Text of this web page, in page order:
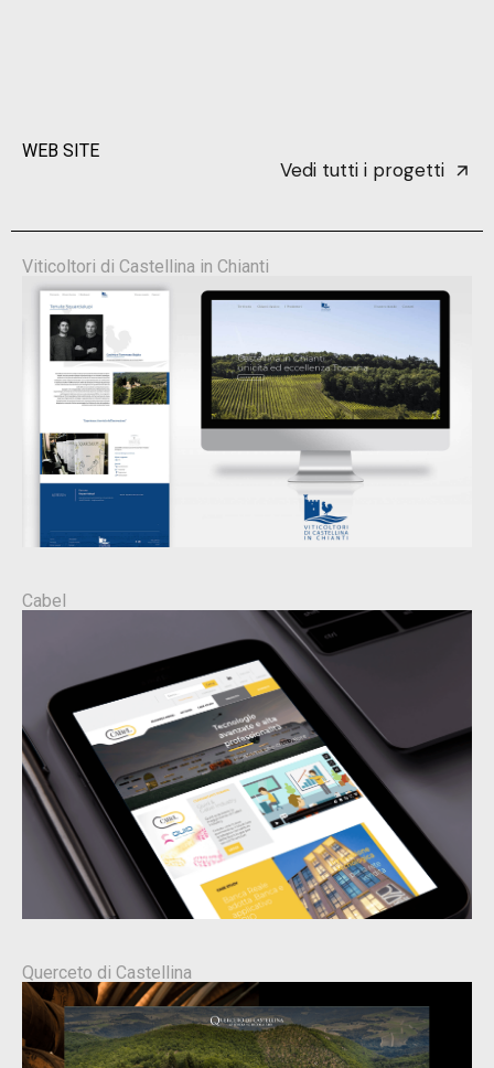
WEB SITE
Vedi tutti i progetti
Viticoltori di Castellina in Chianti
Cabel
Querceto di Castellina